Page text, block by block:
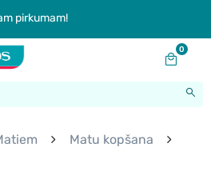
pirkumam!
0
Matu kopšana